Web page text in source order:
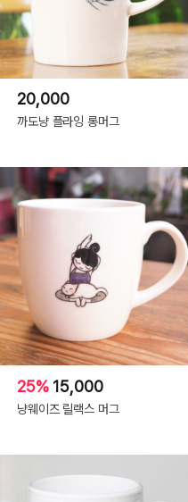
20,000
까도냥 플라잉 롱머그
25% 15,000
냥웨이즈 릴랙스 머그